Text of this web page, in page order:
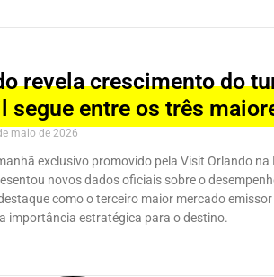
revela crescimento do
segue entre os três
maio de 2026
exclusivo promovido pela Visit Orlando na
novos dados oficiais sobre o
como o terceiro maior mercado
importância estratégica para o destino.